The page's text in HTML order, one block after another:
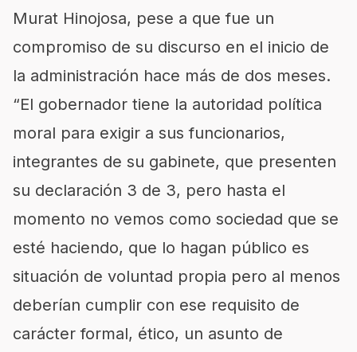
Murat Hinojosa, pese a que fue un
compromiso de su discurso en el inicio de
la administración hace más de dos meses.
“El gobernador tiene la autoridad política
moral para exigir a sus funcionarios,
integrantes de su gabinete, que presenten
su declaración 3 de 3, pero hasta el
momento no vemos como sociedad que se
esté haciendo, que lo hagan público es
situación de voluntad propia pero al menos
deberían cumplir con ese requisito de
carácter formal, ético, un asunto de